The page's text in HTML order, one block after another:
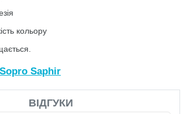
кольору
Saphir
ВІДГУКИ